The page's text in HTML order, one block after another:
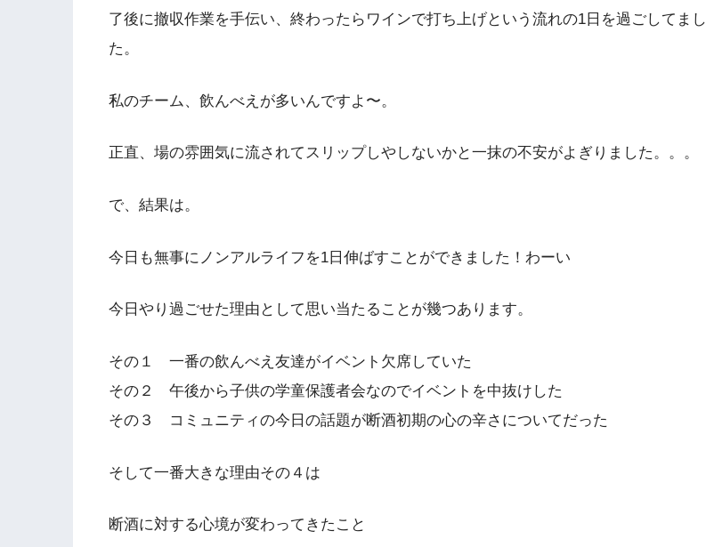
了後に撤収作業を手伝い、終わったらワインで打ち上げという流れの1日を過ごしてまし
た。
私のチーム、飲んべえが多いんですよ〜。
正直、場の雰囲気に流されてスリップしやしないかと一抹の不安がよぎりました。。。
で、結果は。
今日も無事にノンアルライフを1日伸ばすことができました！わーい
今日やり過ごせた理由として思い当たることが幾つあります。
その１ 一番の飲んべえ友達がイベント欠席していた
その２ 午後から子供の学童保護者会なのでイベントを中抜けした
その３ コミュニティの今日の話題が断酒初期の心の辛さについてだった
そして一番大きな理由その４は
断酒に対する心境が変わってきたこと